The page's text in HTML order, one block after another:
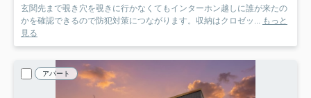
玄関先まで覗き穴を覗きに行かなくてもインターホン越しに誰が来たの
かを確認できるので防犯対策につながります。収納はクロゼッ... もっと
見る
アパート